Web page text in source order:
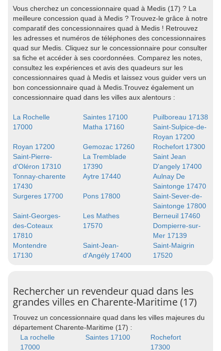
Vous cherchez un concessionnaire quad à Medis (17) ? La
meilleure concession quad à Medis ? Trouvez-le grâce à notre
comparatif des concessionnaires quad à Medis ! Retrouvez
les adresses et numéros de téléphones des concessionnaires
quad sur Medis. Cliquez sur le concessionnaire pour consulter
sa fiche et accéder à ses coordonnées. Comparez les notes,
consultez les expériences et avis des quadeurs sur les
concessionnaires quad à Medis et laissez vous guider vers un
bon concessionnaire quad à Medis.Trouvez également un
concessionnaire quad dans les villes aux alentours :
La Rochelle
17000
Saintes 17100
Puilboreau 17138
Matha 17160
Saint-Sulpice-de-
Royan 17200
Royan 17200
Gemozac 17260
Rochefort 17300
Saint-Pierre-
d'Oléron 17310
La Tremblade
17390
Saint Jean
D'angely 17400
Tonnay-charente
17430
Aytre 17440
Aulnay De
Saintonge 17470
Surgeres 17700
Pons 17800
Saint-Sever-de-
Saintonge 17800
Saint-Georges-
des-Coteaux
17810
Les Mathes
17570
Berneuil 17460
Dompierre-sur-
Mer 17139
Montendre
17130
Saint-Jean-
d'Angély 17400
Saint-Maigrin
17520
Rechercher un revendeur quad dans les
grandes villes en Charente-Maritime (17)
Trouvez un concessionnaire quad dans les villes majeures du
département Charente-Maritime (17) :
La rochelle
17000
Saintes 17100
Rochefort
17300